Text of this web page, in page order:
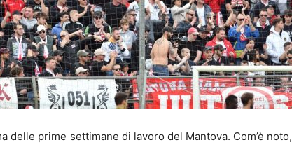
delle prime settimane di lavoro del Mantova. Com’è noto,